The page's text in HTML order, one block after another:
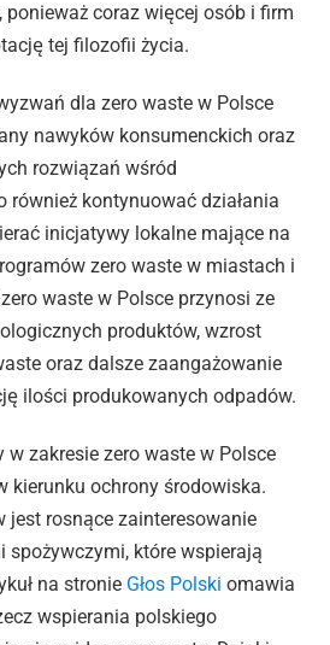
ponieważ coraz więcej osób i firm
tej filozofii życia.
dla zero waste w Polsce
nawyków konsumenckich oraz
rozwiązań wśród
również kontynuować działania
inicjatywy lokalne mające na
zero waste w miastach i
waste w Polsce przynosi ze
produktów, wzrost
oraz dalsze zaangażowanie
ilości produkowanych odpadów.
zakresie zero waste w Polsce
kierunku ochrony środowiska.
jest rosnące zainteresowanie
które wspierają
na stronie Głos Polski omawia
wspierania polskiego